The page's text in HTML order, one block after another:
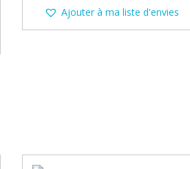
Ajouter à ma liste d'envies